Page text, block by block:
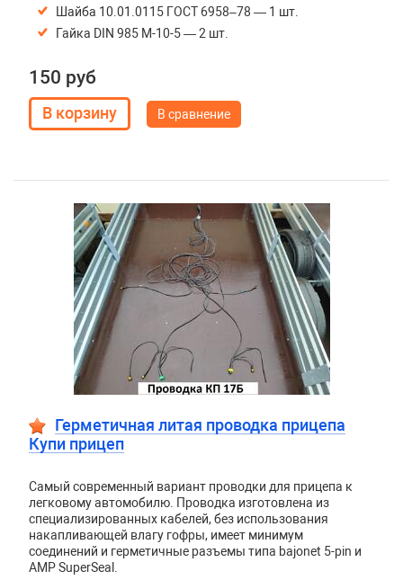
Шайба 10.01.0115 ГОСТ 6958–78 — 1 шт.
Гайка DIN 985 М-10-5 — 2 шт.
150 руб
В сравнение
Герметичная литая проводка прицепа
Купи прицеп
Самый современный вариант проводки для прицепа к
легковому автомобилю. Проводка изготовлена из
специализированных кабелей, без использования
накапливающей влагу гофры, имеет минимум
соединений и герметичные разъемы типа bajonet 5-pin и
AMP SuperSeal.